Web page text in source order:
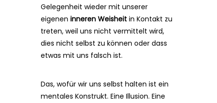
Gelegenheit wieder mit unserer
eigenen inneren Weisheit in Kontakt zu
treten, weil uns nicht vermittelt wird,
dies nicht selbst zu können oder dass
etwas mit uns falsch ist.
Das, wofür wir uns selbst halten ist ein
mentales Konstrukt. Eine Illusion. Eine